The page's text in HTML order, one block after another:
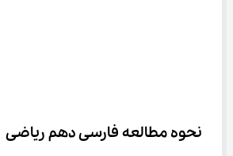
نحوه مطالعه فارسی دهم ریاضی